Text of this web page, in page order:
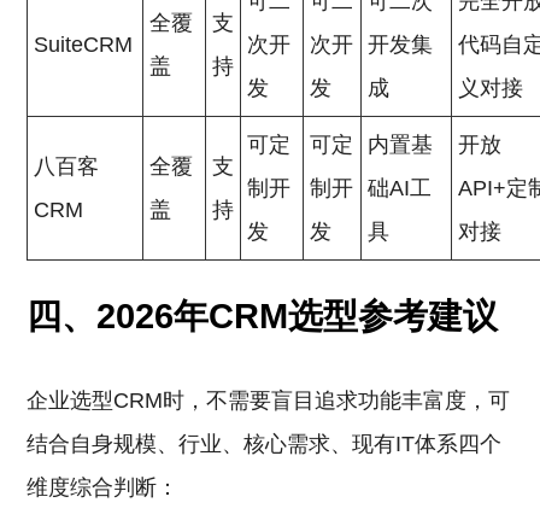
SuiteCRM
全覆
盖
支
持
次开
发
次开
发
开发集
成
代码自
义对接
八百客
CRM
全覆
盖
支
持
可定
制开
发
可定
制开
发
内置基
础AI工
具
开放
API+定
对接
四、2026年CRM选型参考建议
企业选型CRM时，不需要盲目追求功能丰富度，可
结合自身规模、行业、核心需求、现有IT体系四个
维度综合判断：